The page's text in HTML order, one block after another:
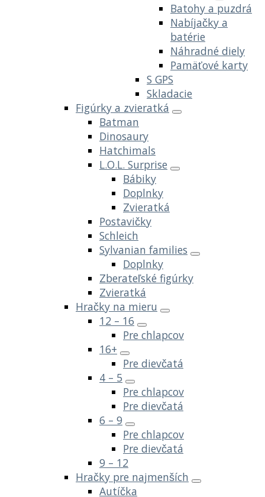
Batohy a puzdrá
Nabíjačky a
batérie
Náhradné diely
Pamäťové karty
S GPS
Skladacie
Figúrky a zvieratká
Batman
Dinosaury
Hatchimals
L.O.L. Surprise
Bábiky
Doplnky
Zvieratká
Postavičky
Schleich
Sylvanian families
Doplnky
Zberateľské figúrky
Zvieratká
Hračky na mieru
12 – 16
Pre chlapcov
16+
Pre dievčatá
4 – 5
Pre chlapcov
Pre dievčatá
6 – 9
Pre chlapcov
Pre dievčatá
9 – 12
Hračky pre najmenších
Autíčka